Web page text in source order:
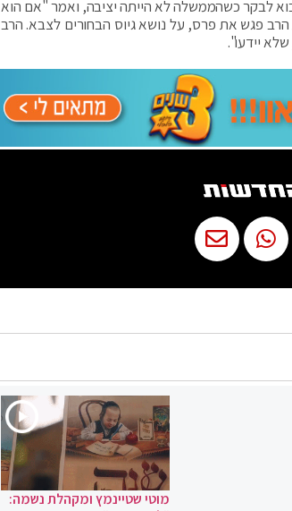
לבקר כשהממשלה לא הייתה יציבה, ואמר "אם הוא
פגש את פרס, על נושא גיוס הבחורים לצבא. הרב
יידעו".
מוטי שטיינמץ ומקהלת נשמה: